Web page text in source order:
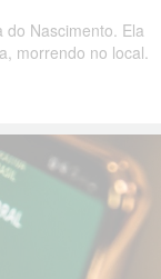
Nascimento. Ela
morrendo no local.